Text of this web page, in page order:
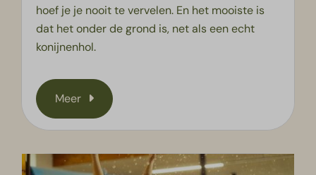
hoef je je nooit te vervelen. En het mooiste is
dat het onder de grond is, net als een echt
konijnenhol.
Meer